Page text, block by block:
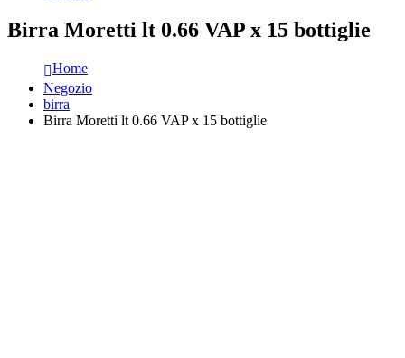
Birra Moretti lt 0.66 VAP x 15 bottiglie
Home
Negozio
birra
Birra Moretti lt 0.66 VAP x 15 bottiglie